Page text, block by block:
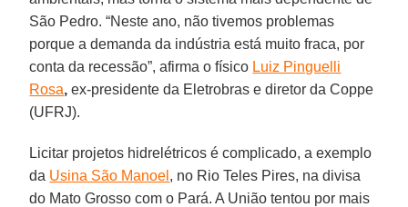
São Pedro. “Neste ano, não tivemos problemas
porque a demanda da indústria está muito fraca, por
conta da recessão”, afirma o físico Luiz Pinguelli
Rosa, ex-presidente da Eletrobras e diretor da Coppe
(UFRJ).
Licitar projetos hidrelétricos é complicado, a exemplo
da Usina São Manoel , no Rio Teles Pires, na divisa
do Mato Grosso com o Pará. A União tentou por mais